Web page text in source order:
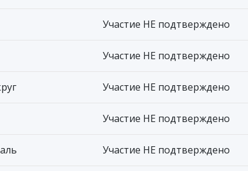
Участие НЕ подтверждено
Участие НЕ подтверждено
Участие НЕ подтверждено
Участие НЕ подтверждено
Участие НЕ подтверждено